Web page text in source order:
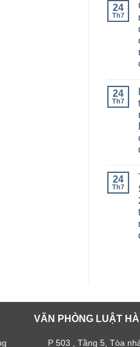
24
Th7
24
Th7
24
Th7
VĂN PHÒNG LUẬT HÀ
P 503 , Tầng 5, Tòa